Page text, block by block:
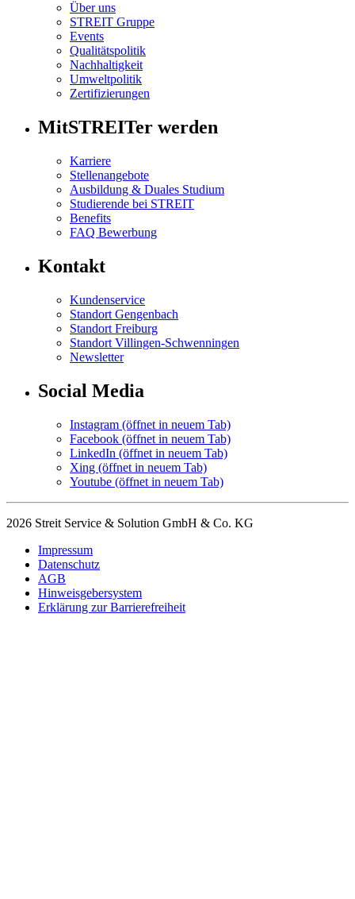
Über uns
STREIT Gruppe
Events
Qualitätspolitik
Nachhaltigkeit
Umweltpolitik
Zertifizierungen
MitSTREITer werden
Karriere
Stellenangebote
Ausbildung & Duales Studium
Studierende bei STREIT
Benefits
FAQ Bewerbung
Kontakt
Kundenservice
Standort Gengenbach
Standort Freiburg
Standort Villingen-Schwenningen
Newsletter
Social Media
Instagram (öffnet in neuem Tab)
Facebook (öffnet in neuem Tab)
LinkedIn (öffnet in neuem Tab)
Xing (öffnet in neuem Tab)
Youtube (öffnet in neuem Tab)
2026 Streit Service & Solution GmbH & Co. KG
Impressum
Datenschutz
AGB
Hinweisgebersystem
Erklärung zur Barrierefreiheit